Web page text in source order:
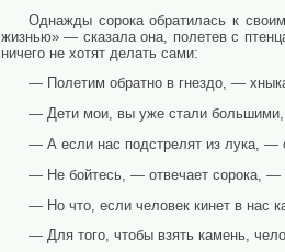
Однажды сорока обратилась к
жизнью» — сказала она, полетев с
ничего не хотят делать сами:
— Полетим обратно в гнездо, —
— Дети мои, вы уже стали большими,
— А если нас подстрелят из лука, —
— Не бойтесь, — отвечает сорока, —
— Но что, если человек кинет в нас
— Для того, чтобы взять камень,